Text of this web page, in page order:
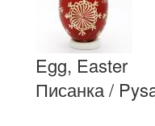
Egg, Easter
Писанка /